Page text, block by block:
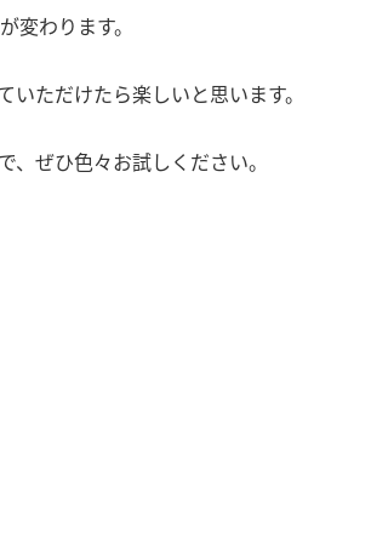
変わります。
ただけたら楽しいと思います。
ぜひ色々お試しください。